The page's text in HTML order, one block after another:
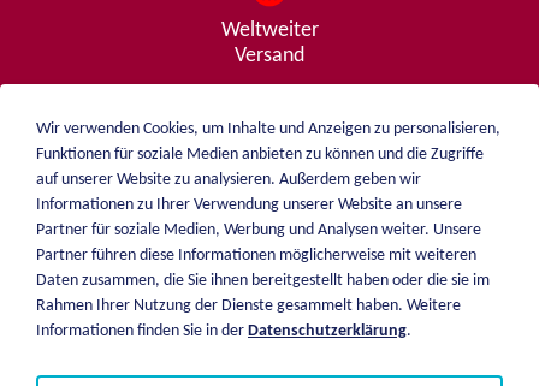
Weltweiter
Versand
Beratung
von A - Z
weiblen.
+49 (0)7551 1607
Über mich
Katalog
Wir verwenden Cookies, um Inhalte und Anzeigen zu personalisieren,
Funktionen für soziale Medien anbieten zu können und die Zugriffe
auf unserer Website zu analysieren. Außerdem geben wir
Informationen zu Ihrer Verwendung unserer Website an unsere
Partner für soziale Medien, Werbung und Analysen weiter. Unsere
Partner führen diese Informationen möglicherweise mit weiteren
Daten zusammen, die Sie ihnen bereitgestellt haben oder die sie im
Rahmen Ihrer Nutzung der Dienste gesammelt haben. Weitere
Informationen finden Sie in der Datenschutzerklärung.